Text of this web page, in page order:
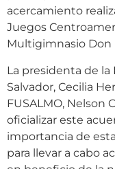
acercamiento
Juegos
Multigimnasio Don
La presidenta de la
Salvador, Cecilia
FUSALMO, Nelson
oficializar este
importancia de
para llevar a cabo